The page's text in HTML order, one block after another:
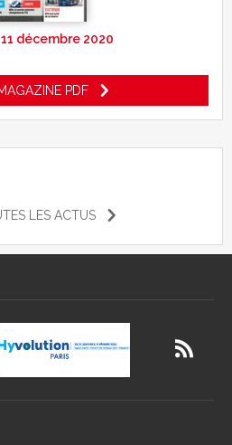
11 décembre 2020
PDF
LES ACTUS